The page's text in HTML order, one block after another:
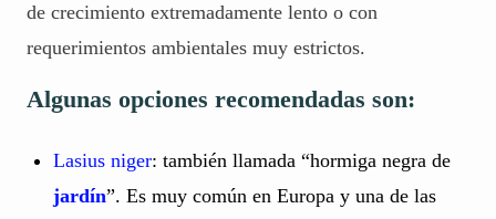
de crecimiento extremadamente lento o con
requerimientos ambientales muy estrictos.
Algunas opciones recomendadas son:
Lasius niger: también llamada “hormiga negra de
jardín”. Es muy común en Europa y una de las